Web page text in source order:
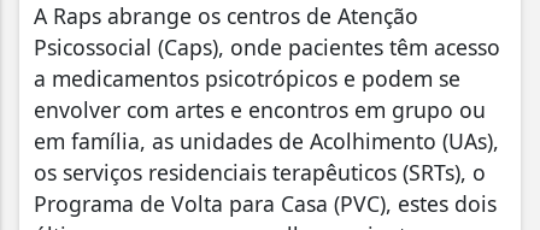
A Raps abrange os centros de Atenção
Psicossocial (Caps), onde pacientes têm acesso
a medicamentos psicotrópicos e podem se
envolver com artes e encontros em grupo ou
em família, as unidades de Acolhimento (UAs),
os serviços residenciais terapêuticos (SRTs), o
Programa de Volta para Casa (PVC), estes dois